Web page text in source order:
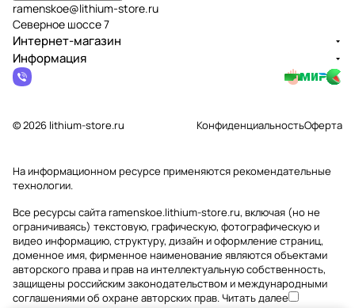
ramenskoe@lithium-store.ru
Северное шоссе 7
Интернет-магазин
Информация
© 2026 lithium-store.ru КонфиденциальностьОферта
На информационном ресурсе применяютсярекомендательные
технологии.
Все ресурсы сайта ramenskoe.lithium-store.ru, включая (но не
ограничиваясь) текстовую, графическую, фотографическую и
видео информацию, структуру, дизайн и оформление страниц,
доменное имя, фирменное наименование являются объектами
авторского права и прав на интеллектуальную собственность,
защищены российским законодательством и международными
соглашениями об охране авторских прав.Читать далее